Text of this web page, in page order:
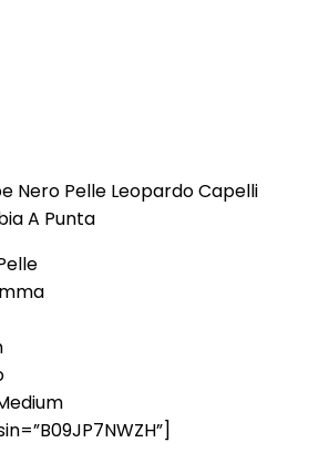
Nero Pelle Leopardo Capelli
A Punta